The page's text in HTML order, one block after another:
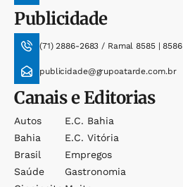
Publicidade
(71) 2886-2683 / Ramal 8585 | 8586
publicidade@grupoatarde.com.br
Canais e Editorias
Autos
Bahia
Brasil
Saúde
E.c. Bahia
E.c. Vitória
Empregos
Gastronomia